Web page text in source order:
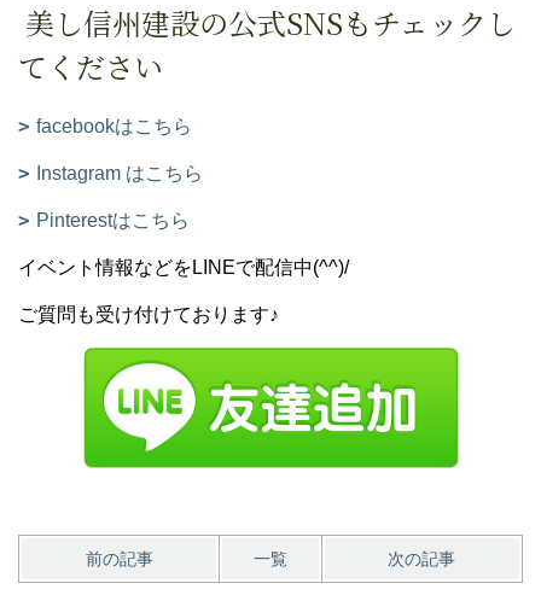
美し信州建設の公式SNSもチェックし
てください
facebookはこちら
Instagram はこちら
Pinterestはこちら
イベント情報などをLINEで配信中(^^)/
ご質問も受け付けております♪
前の記事 一覧 次の記事